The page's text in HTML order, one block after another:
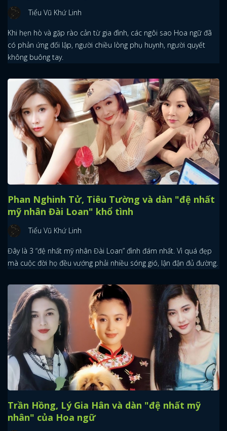
Tiểu Vũ Khứ Linh
Khi hẹn hò và gặp rào cản từ gia đình, các ngôi sao Hoa ngữ đã
có phản ứng đối lập, người chiều lòng phụ huynh, người quyết
không buông tay.
Phan Nghinh Tử, Tiêu Tường và dàn "đệ nhất
mỹ nhân Đài Loan" khổ tình
Tiểu Vũ Khứ Linh
Đây là 3 “đệ nhất mỹ nhân Đài Loan” đình đám nhất. Vì quá đẹp
mà cuộc đời họ đều vướng phải nhiều sóng gió, lận đận đủ đường.
Trần Hồng, Lý Gia Hân và dàn "đệ nhất mỹ
nhân" của Hoa ngữ